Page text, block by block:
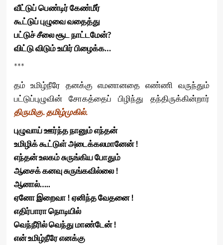
வீட்டுப் பெண்டிர் கேண்மீர்
கூட்டுப் புழுவை வதைத்து
பட்டுச் சீலை சூட நாட்டமேன்?
விட்டு விடும் உயிர் பிழைக்க…
***
தம் உமிழ்நீரே தனக்கு எமனானதை எண்ணி வருந்தும்
பட்டுப்புழுவின் சோகத்தைப் பிழிந்து தந்திருக்கின்றார்
திருமிகு. தமிழ்முகில்.
புழுவாய் ஊர்ந்த நானும் எந்தன்
உமிழிக் கூட்டுள் அடைக்கலமானேன் !
எந்தன் உலகம் சுருங்கிய போதும்
ஆசைக் கனவு சுருங்கவில்லை !
ஆனால்…..
ஏனோ இறைவா ! ஏனிந்த வேதனை !
எதிர்பாரா நொடியில்
வெந்நீரில் வெந்து மாண்டேன் !
என் உமிழ்நீரே எனக்கு